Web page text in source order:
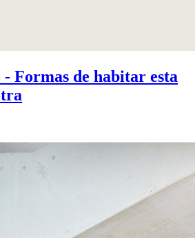
- Formas de habitar esta